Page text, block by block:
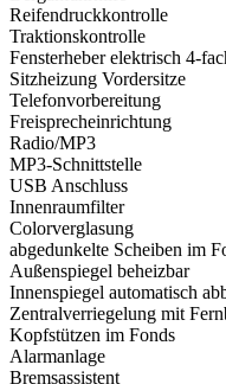
Reifendruckkontrolle
Traktionskontrolle
Fensterheber elektrisch 4-
Sitzheizung Vordersitze
Telefonvorbereitung
Freisprecheinrichtung
Radio/MP3
MP3-Schnittstelle
USB Anschluss
Innenraumfilter
Colorverglasung
abgedunkelte Scheiben im
Außenspiegel beheizbar
Innenspiegel automatisch
Zentralverriegelung mit
Kopfstützen im Fonds
Alarmanlage
Bremsassistent